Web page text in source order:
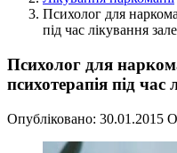
Психолог для
під час лікування
Психолог для
психотерапія під час
Опубліковано: 30.01.2015